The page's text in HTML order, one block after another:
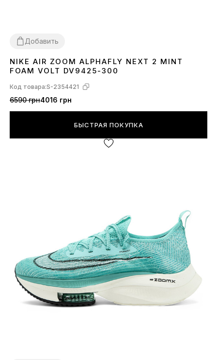
Добавить
44
NIKE AIR ZOOM ALPHAFLY NEXT 2 MINT
FOAM VOLT DV9425-300
Код товара:S-2354421
6590 грн4016 грн
БЫСТРАЯ ПОКУПКА